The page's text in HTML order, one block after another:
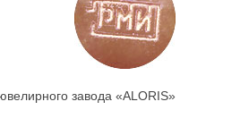
завода «ALORIS»